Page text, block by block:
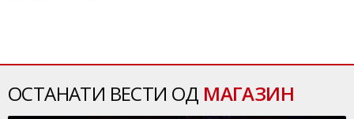
ОСТАНАТИ ВЕСТИ ОД МАГАЗИН